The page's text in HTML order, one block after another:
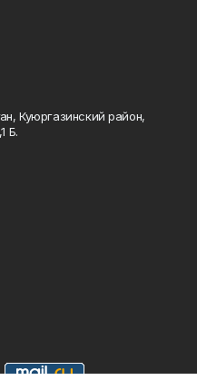
Куюргазинский район,
Б.